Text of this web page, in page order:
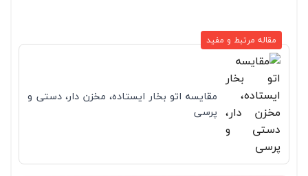
مقاله مرتبط و مفید
مقایسه اتو بخار ایستاده، مخزن دار، دستی و
پرسی